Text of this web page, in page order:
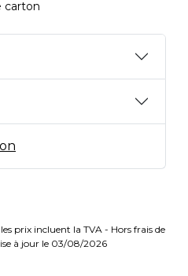
carton
prix incluent la TVA - Hors frais de
à jour le 03/08/2026